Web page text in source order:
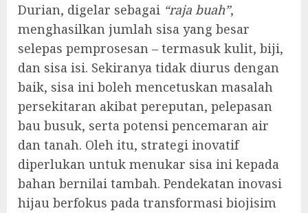
Durian, digelar sebagai “raja buah”,
menghasilkan jumlah sisa yang besar
selepas pemprosesan – termasuk kulit, biji,
dan sisa isi. Sekiranya tidak diurus dengan
baik, sisa ini boleh mencetuskan masalah
persekitaran akibat pereputan, pelepasan
bau busuk, serta potensi pencemaran air
dan tanah. Oleh itu, strategi inovatif
diperlukan untuk menukar sisa ini kepada
bahan bernilai tambah. Pendekatan inovasi
hijau berfokus pada transformasi biojisim